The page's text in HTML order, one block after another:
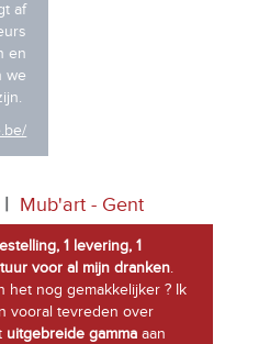
af
en
we
Mub'art - Gent
1 levering, 1
voor al mijn dranken.
het nog gemakkelijker ? Ik
vooral tevreden over
uitgebreide gamma aan